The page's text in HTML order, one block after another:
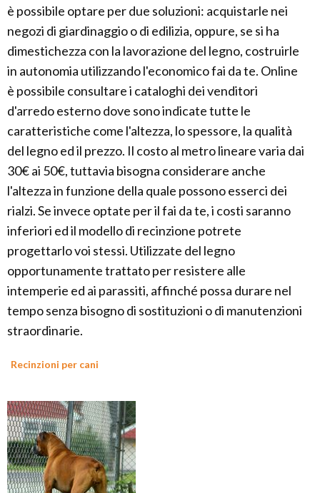
è possibile optare per due soluzioni: acquistarle nei
negozi di giardinaggio o di edilizia, oppure, se si ha
dimestichezza con la lavorazione del legno, costruirle
in autonomia utilizzando l'economico fai da te. Online
è possibile consultare i cataloghi dei venditori
d'arredo esterno dove sono indicate tutte le
caratteristiche come l'altezza, lo spessore, la qualità
del legno ed il prezzo. Il costo al metro lineare varia dai
30€ ai 50€, tuttavia bisogna considerare anche
l'altezza in funzione della quale possono esserci dei
rialzi. Se invece optate per il fai da te, i costi saranno
inferiori ed il modello di recinzione potrete
progettarlo voi stessi. Utilizzate del legno
opportunamente trattato per resistere alle
intemperie ed ai parassiti, affinché possa durare nel
tempo senza bisogno di sostituzioni o di manutenzioni
straordinarie.
Recinzioni per cani